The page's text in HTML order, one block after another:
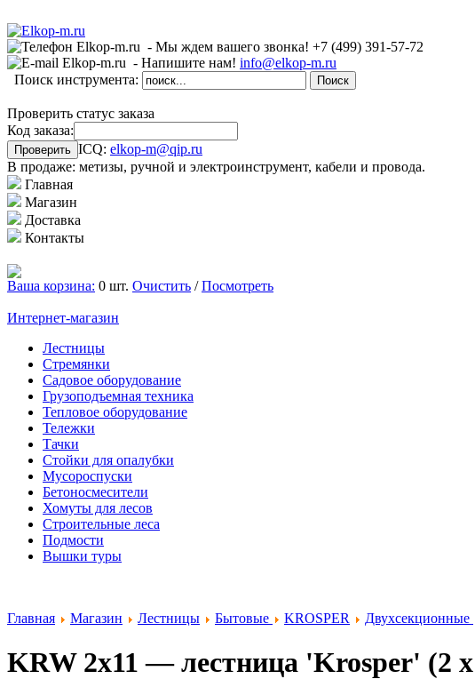
- Мы ждем вашего звонка! +7 (499) 391-57-72
- Напишите нам! info@elkop-m.ru
Поиск инструмента:
Проверить статус заказа
Код заказа:
ICQ: elkop-m@qip.ru
В продаже: метизы, ручной и электроинструмент, кабели и провода.
Главная
Магазин
Доставка
Контакты
Ваша корзина: 0 шт. Очистить /Посмотреть
Интернет-магазин
Лестницы
Стремянки
Садовое оборудование
Грузоподъемная техника
Тепловое оборудование
Тележки
Тачки
Стойки для опалубки
Мусороспуски
Бетоносмесители
Хомуты для лесов
Строительные леса
Подмости
Вышки туры
Главная Магазин Лестницы Бытовые KROSPER Двухсекционные
KRW 2x11 — лестница 'Krosper' (2 х